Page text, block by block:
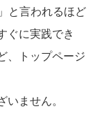
と言われるほど
ぐに実践でき
、トップページ
ません。